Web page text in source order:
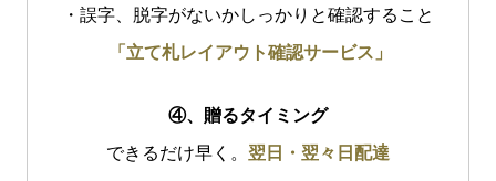
・誤字、脱字がないかしっかりと確認すること
「立て札レイアウト確認サービス」
④、贈るタイミング
できるだけ早く。 翌日・翌々日配達